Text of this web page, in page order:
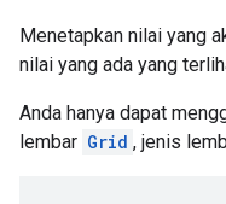
Menetapkan nilai yang
nilai yang ada yang
Anda hanya dapat
lembar Grid , jenis